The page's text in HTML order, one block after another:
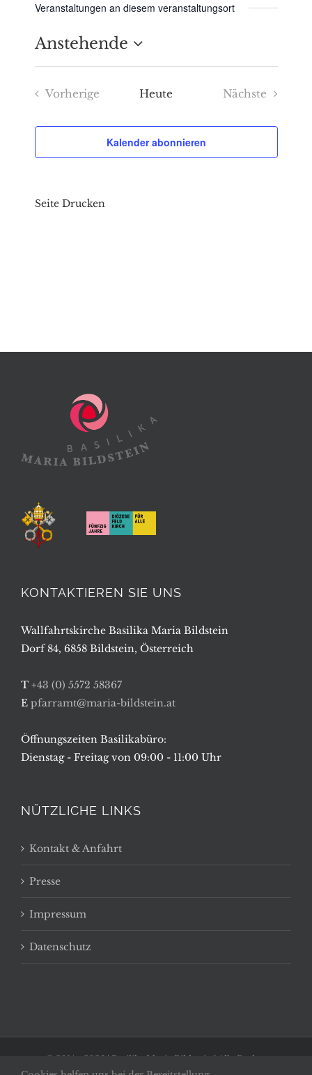
Veranstaltungen an diesem veranstaltungsort
Anstehende
Datum
wählen.
Vorherige
Heute
Nächste
Kalender abonnieren
Seite Drucken
KONTAKTIEREN SIE UNS
Wallfahrtskirche Basilika Maria Bildstein
Dorf 84, 6858 Bildstein, Österreich
T +43 (0) 5572 58367
E pfarramt@maria-bildstein.at
Öffnungszeiten Basilikabüro:
Dienstag - Freitag von 09:00 - 11:00 Uhr
NÜTZLICHE LINKS
Kontakt & Anfahrt
Presse
Impressum
Datenschutz
© 2014 - 2026 | Basilika Maria Bildstein | Alle Rechte